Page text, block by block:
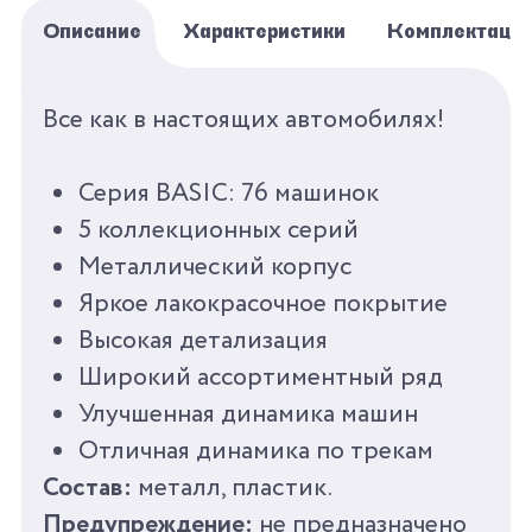
Описание Характеристики
Все как в настоящих автомобилях!
Серия BASIC: 76 машинок
5 коллекционных серий
Металлический корпус
Яркое лакокрасочное покрытие
Высокая детализация
Широкий ассортиментный ряд
Улучшенная динамика машин
Отличная динамика по трекам
Состав: металл, пластик.
БРЕНД AUTOPROFI
СЕРИЯ
МАШИНКИ 1:64 BASIC
ПОЛ ДЛЯ МАЛЬЧИКОВ
ВОЗРАСТ
КОЛИЧЕСТВО ЦВЕТОВ
КОЛИЧЕСТВО
АКСЕССУАРОВ